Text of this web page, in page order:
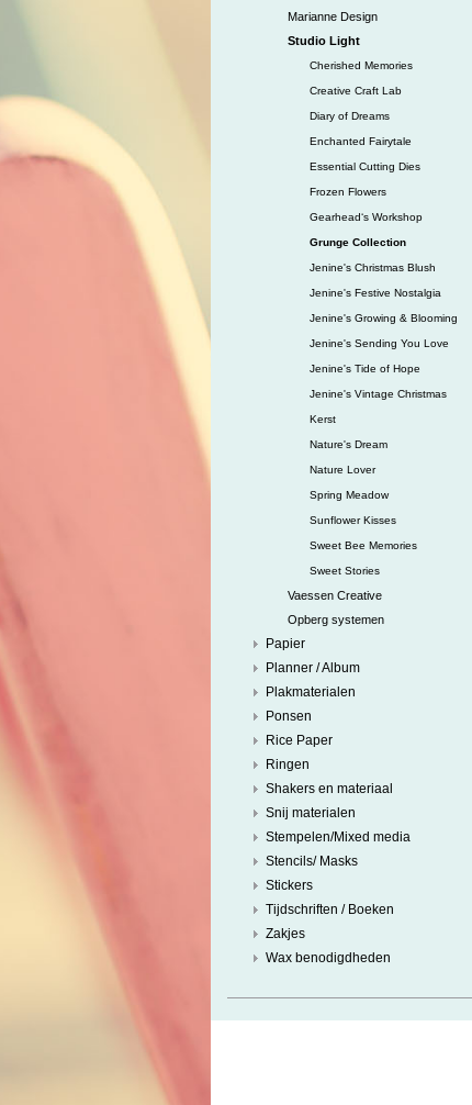
Marianne Design
Studio Light
Cherished Memories
Creative Craft Lab
Diary of Dreams
Enchanted Fairytale
Essential Cutting Dies
Frozen Flowers
Gearhead‘s Workshop
Grunge Collection
Jenine's Christmas Blush
Jenine's Festive Nostalgia
Jenine's Growing & Blooming
Jenine's Sending You Love
Jenine's Tide of Hope
Jenine's Vintage Christmas
Kerst
Nature's Dream
Nature Lover
Spring Meadow
Sunflower Kisses
Sweet Bee Memories
Sweet Stories
Vaessen Creative
Opberg systemen
Papier
Planner / Album
Plakmaterialen
Ponsen
Rice Paper
Ringen
Shakers en materiaal
Snij materialen
Stempelen/Mixed media
Stencils/ Masks
Stickers
Tijdschriften / Boeken
Zakjes
Wax benodigdheden